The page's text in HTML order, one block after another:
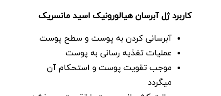
کاربرد ژل آبرسان هیالورونیک اسید مانسریک
آبرسانی کردن به پوست و سطح پوست
عملیات تغذیه رسانی به پوست
موجب تقویت پوست و استحکام آن
میگردد